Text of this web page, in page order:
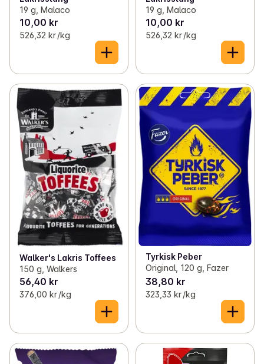
19 g, Malaco
10,00 kr
526,32 kr /kg
19 g, Malaco
10,00 kr
526,32 kr /kg
Walker's Lakris Toffees
150 g, Walkers
56,40 kr
376,00 kr /kg
Tyrkisk Peber
Original, 120 g, Fazer
38,80 kr
323,33 kr /kg